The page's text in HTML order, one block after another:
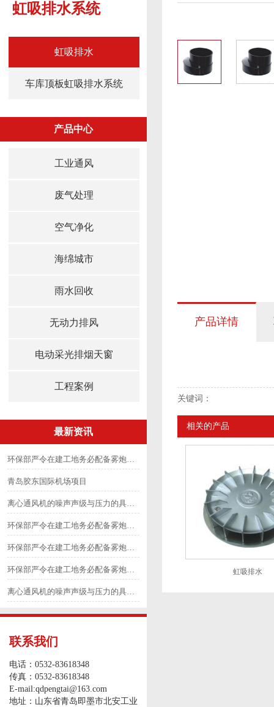
虹吸排水系统
虹吸排水
车库顶板虹吸排水系统
产品中心
工业通风
废气处理
空气净化
海绵城市
雨水回收
无动力排风
电动采光排烟天窗
工程案例
最新资讯
环保部严令在建工地务必配备雾炮等除尘降尘设备4
青岛胶东国际机场项目
离心通风机的噪声声级与压力的具体划分6
环保部严令在建工地务必配备雾炮等除尘降尘设备1
环保部严令在建工地务必配备雾炮等除尘降尘设备3
环保部严令在建工地务必配备雾炮等除尘降尘设备2
离心通风机的噪声声级与压力的具体划分5
联系我们
电话：0532-83618348
传真：0532-83618348
E-mail:qdpengtai@163.com
地址：山东省青岛即墨市北安工业
产品详情
关键词：
相关的产品
虹吸排水